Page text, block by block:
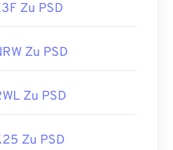
Zu PSD
Zu PSD
Zu PSD
Zu PSD